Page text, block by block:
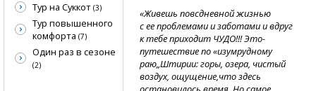
«Живешь повсдневной жизнью
с ее проблемами и заботами и вдруг
к тебе приходит ЧУДО!!! Это-
путешествие по «изумрудному
раю„Штирии: горы, озера, чистый
воздух, ощущение,что здесь
Тур на Суккот (3)
Тур повышенного
комфорта (7)
Один раз в сезоне
(2)